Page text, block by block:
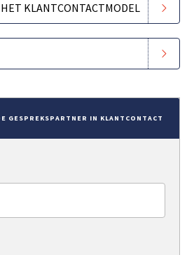
KLANTCONTACTMODEL
GESPREKSPARTNER IN KLANTCONTACT